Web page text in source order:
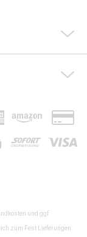
und ggf.
zum Fest Lieferungen